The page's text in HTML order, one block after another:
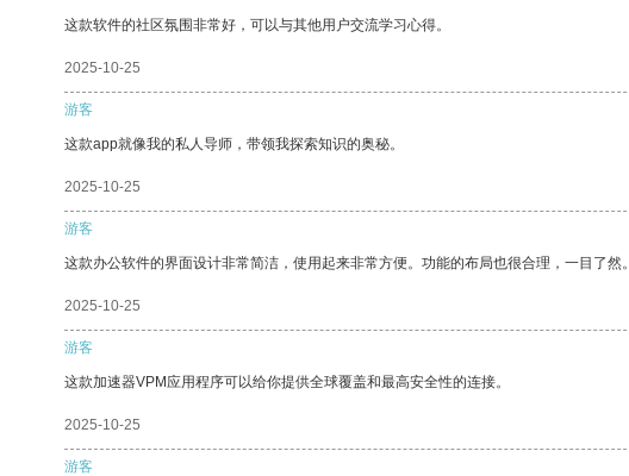
这款软件的社区氛围非常好，可以与其他用户交流学习心得。
2025-10-25
游客
这款app就像我的私人导师，带领我探索知识的奥秘。
2025-10-25
游客
这款办公软件的界面设计非常简洁，使用起来非常方便。功能的布局也很合理，一目了然。
2025-10-25
游客
这款加速器VPM应用程序可以给你提供全球覆盖和最高安全性的连接。
2025-10-25
游客